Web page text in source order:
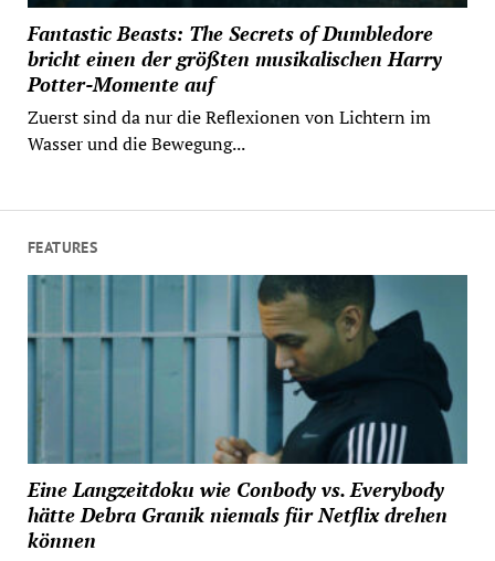
Fantastic Beasts: The Secrets of Dumbledore
bricht einen der größten musikalischen Harry
Potter-Momente auf
Zuerst sind da nur die Reflexionen von Lichtern im
Wasser und die Bewegung...
FEATURES
Eine Langzeitdoku wie Conbody vs. Everybody
hätte Debra Granik niemals für Netflix drehen
können